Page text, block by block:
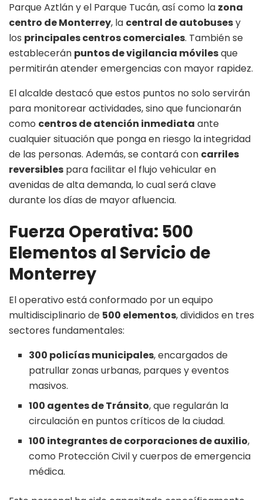
Parque Aztlán y el Parque Tucán, así como la zona
centro de Monterrey, la central de autobusesy
los principales centros comerciales. También se
establecerán puntos de vigilancia móvilesque
permitirán atender emergencias con mayor rapidez.
El alcalde destacó que estos puntos no solo servirán
para monitorear actividades, sino que funcionarán
como centros de atención inmediata ante
cualquier situación que ponga en riesgo la integridad
de las personas. Además, se contará con carriles
reversibles para facilitar el flujo vehicular en
avenidas de alta demanda, lo cual será clave
durante los días de mayor afluencia.
Fuerza Operativa: 500
Elementos al Servicio de
Monterrey
El operativo está conformado por un equipo
multidisciplinario de 500 elementos, divididos en tres
sectores fundamentales:
300 policías municipales, encargados de
patrullar zonas urbanas, parques y eventos
masivos.
100 agentes de Tránsito, que regularán la
circulación en puntos críticos de la ciudad.
100 integrantes de corporaciones de auxilio,
como Protección Civil y cuerpos de emergencia
médica.